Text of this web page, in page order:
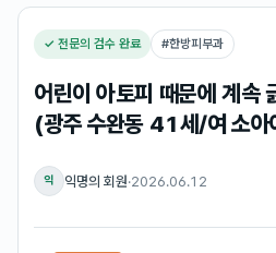
✓ 전문의 검수 완료 #한방피부과
어린이 아토피 때문에 계속
(광주 수완동 41세/여 소아
익 익명의 회원·2026.06.12